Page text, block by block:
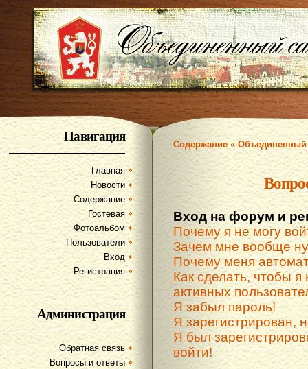
Навигация
Главная
Новости
Содержание
Гостевая
Фотоальбом
Пользователи
Вход
Регистрация
Администрация
Обратная связь
Вопросы и ответы
Содержание «
Вход на форум и
Почему я не могу
Зачем мне вообще
Почему меня
Как сделать, чтобы я
активных
Я забыл пароль!
Я зарегистрирован,
Я был
войти!